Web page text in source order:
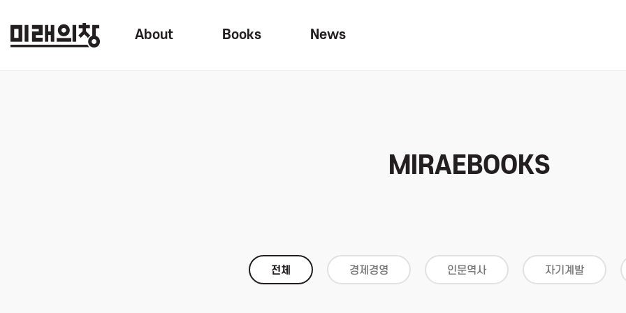
About Books News
MIRAEBOOKS
전체 경제경영 인문역사 자기계발